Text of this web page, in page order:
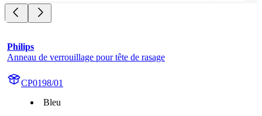
Philips
Anneau de verrouillage pour tête de rasage
CP0198/01
Bleu